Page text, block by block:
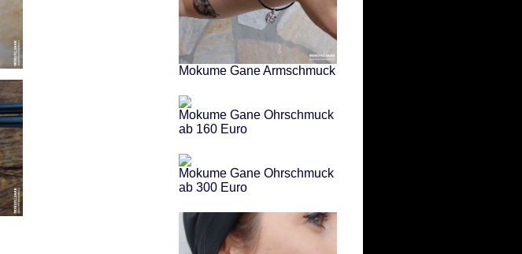
Mokume Gane Armschmuck
Mokume Gane Ohrschmuck
ab 160 Euro
Mokume Gane Ohrschmuck
ab 300 Euro